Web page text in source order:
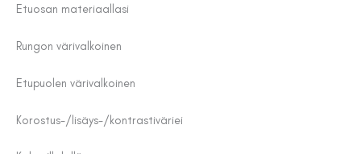
Etuosan materiaallasi
Rungon värivalkoinen
Etupuolen värivalkoinen
Korostus-/lisäys-/kontrastiväriei